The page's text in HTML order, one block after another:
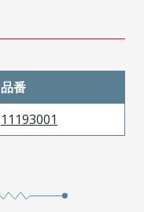
品番
11193001